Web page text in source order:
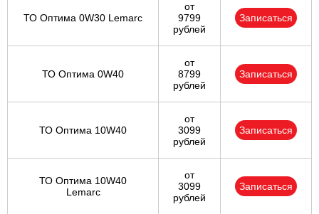
ТО Оптима 0W30 Lemarc
от
9799
рублей
Записаться
ТО Оптима 0W40
от
8799
рублей
Записаться
ТО Оптима 10W40
от
3099
рублей
Записаться
ТО Оптима 10W40
Lemarc
от
3099
рублей
Записаться